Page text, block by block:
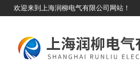
欢迎来到上海润柳电气有限公司网站！